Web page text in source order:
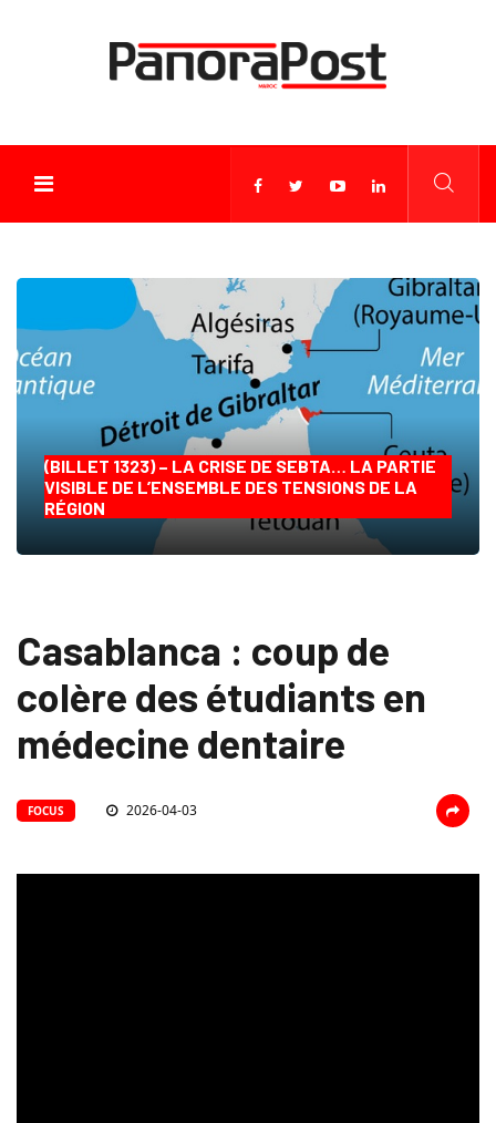
(BILLET 1323) – LA CRISE DE SEBTA… LA PARTIE
VISIBLE DE L’ENSEMBLE DES TENSIONS DE LA
RÉGION
Casablanca : coup de
colère des étudiants en
médecine dentaire
FOCUS 2026-04-03